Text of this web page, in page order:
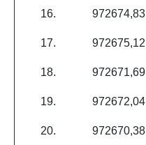
16. 972674,83
17. 972675,12
18. 972671,69
19. 972672,04
20. 972670,38